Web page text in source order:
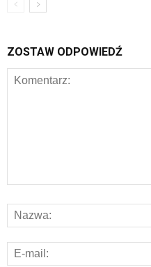
ZOSTAW ODPOWIEDŹ